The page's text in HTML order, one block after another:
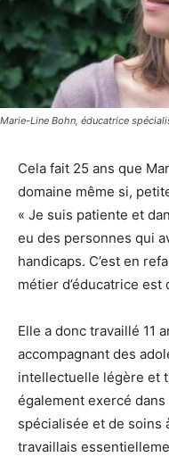
Marie-Line Bohn, éducatrice
Cela fait 25 ans que
domaine même si,
« Je suis patiente et
eu des personnes qui
handicaps. C’est en
métier d’éducatrice
Elle a donc travaillé 11
accompagnant des
intellectuelle légère et
également exercé dans
spécialisée et de soins
travaillais